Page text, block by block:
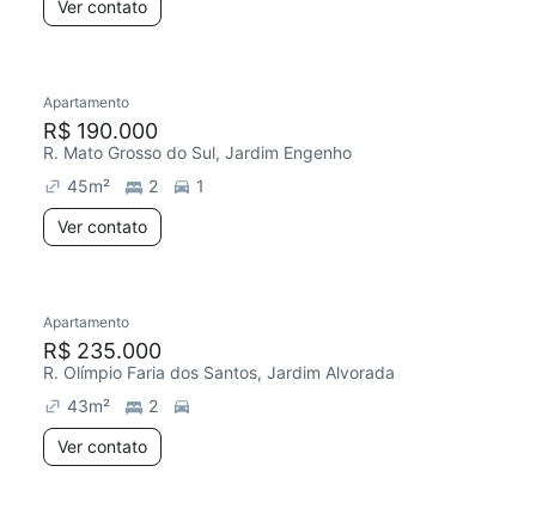
Ver contato
Apartamento
R$ 190.000
R. Mato Grosso do Sul, Jardim Engenho
45m² 2
1
Ver contato
Redecorar
Apartamento
R$ 235.000
R. Olímpio Faria dos Santos, Jardim Alvorada
43m²
2
Ver contato